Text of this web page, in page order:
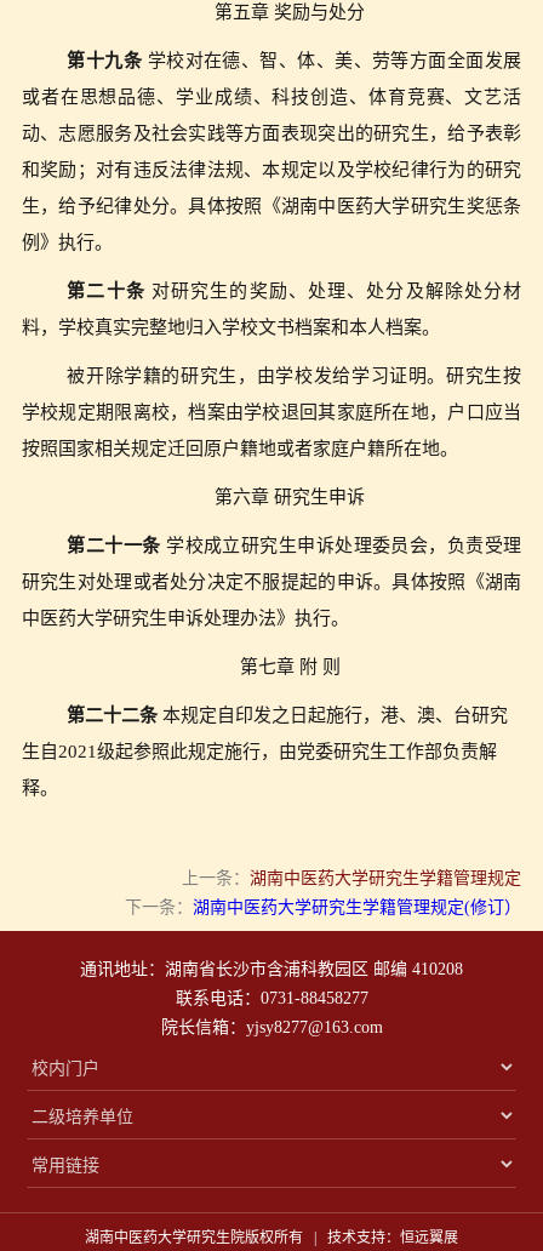
第五章 奖励与处分
第十九条学校对在德、智、体、美、劳等方面全面发展
或者在思想品德、学业成绩、科技创造、体育竞赛、文艺活
动、志愿服务及社会实践等方面表现突出的研究生，给予表彰
和奖励；对有违反法律法规、本规定以及学校纪律行为的研究
生，给予纪律处分。具体按照《湖南中医药大学研究生奖惩条
例》执行。
第二十条对研究生的奖励、处理、处分及解除处分材
料，学校真实完整地归入学校文书档案和本人档案。
被开除学籍的研究生，由学校发给学习证明。研究生按
学校规定期限离校，档案由学校退回其家庭所在地，户口应当
按照国家相关规定迁回原户籍地或者家庭户籍所在地。
第六章 研究生申诉
第二十一条学校成立研究生申诉处理委员会，负责受理
研究生对处理或者处分决定不服提起的申诉。具体按照《湖南
中医药大学研究生申诉处理办法》执行。
第七章 附 则
第二十二条本规定自印发之日起施行，港、澳、台研究
生自 2021级起参照此规定施行， 由党委研究生工作部负责解
释。
上一条：湖南中医药大学研究生学籍管理规定
下一条：湖南中医药大学研究生学籍管理规定(修订）
通讯地址：湖南省长沙市含浦科教园区 邮编 410208
联系电话：0731-88458277
院长信箱：yjsy8277@163.com
湖南中医药大学研究生院版权所有 | 技术支持：恒远翼展